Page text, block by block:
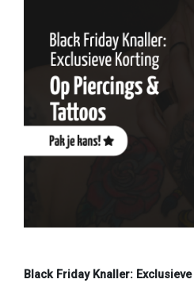
Black Friday Knaller: